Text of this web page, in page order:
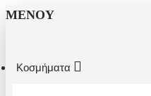
ΜΕΝΟΎ
Κοσμήματα